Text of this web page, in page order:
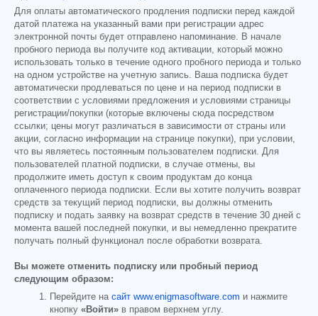
Для оплаты автоматического продления подписки перед каждой
датой платежа на указанный вами при регистрации адрес
электронной почты будет отправлено напоминание. В начале
пробного периода вы получите код активации, который можно
использовать только в течение одного пробного периода и только
на одном устройстве на учетную запись. Ваша подписка будет
автоматически продлеваться по цене и на период подписки в
соответствии с условиями предложения и условиями страницы
регистрации/покупки (которые включены сюда посредством
ссылки; цены могут различаться в зависимости от страны или
акции, согласно информации на странице покупки), при условии,
что вы являетесь постоянным пользователем подписки. Для
пользователей платной подписки, в случае отмены, вы
продолжите иметь доступ к своим продуктам до конца
оплаченного периода подписки. Если вы хотите получить возврат
средств за текущий период подписки, вы должны отменить
подписку и подать заявку на возврат средств в течение 30 дней с
момента вашей последней покупки, и вы немедленно прекратите
получать полный функционал после обработки возврата.
Вы можете отменить подписку или пробный период
следующим образом:
Перейдите на сайт www.enigmasoftware.com и нажмите
кнопку «Войти» в правом верхнем углу.